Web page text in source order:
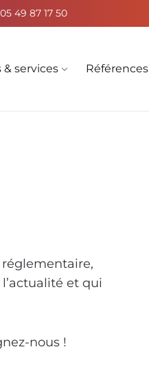
05 49 87 17 50
services Références
et qui
nous !